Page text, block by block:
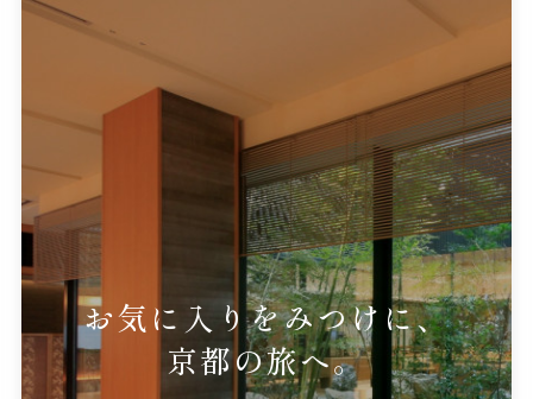
お気に入りをみつけに、
京都の旅へ。